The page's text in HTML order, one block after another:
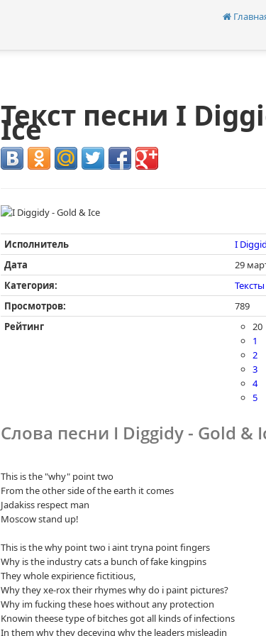
Текст песни I
Ice
Исполнитель
I
Дата
29
Категория:
Просмотров:
789
Рейтинг
20
1
2
3
4
5
Слова песни I Diggidy - Gold &
This is the "why" point two
From the other side of the earth it comes
Jadakiss respect man
Moscow stand up!
This is the why point two i aint tryna point fingers
Why is the industry cats a bunch of fake kingpins
They whole expirience fictitious,
Why they xe-rox their rhymes why do i paint pictures?
Why im fucking these hoes without any protection
Knowin theese type of bitches got all kinds of infections
In them why they deceving why the leaders misleadin